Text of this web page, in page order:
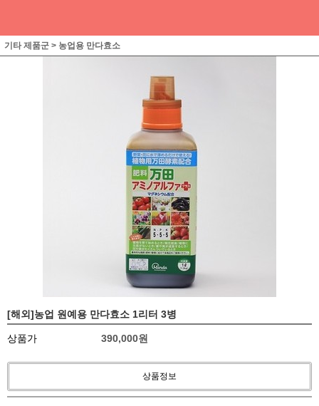
기타 제품군 > 농업용 만다효소
[해외]농업 원예용 만다효소 1리터 3병
상품가 390,000원
상품정보